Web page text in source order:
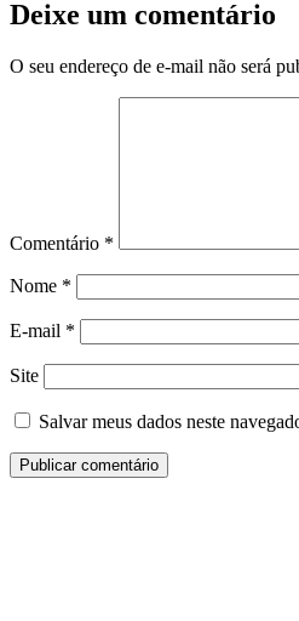
Deixe um comentário
O seu endereço de e-mail não será
Comentário *
Nome *
E-mail *
Site
Salvar meus dados neste